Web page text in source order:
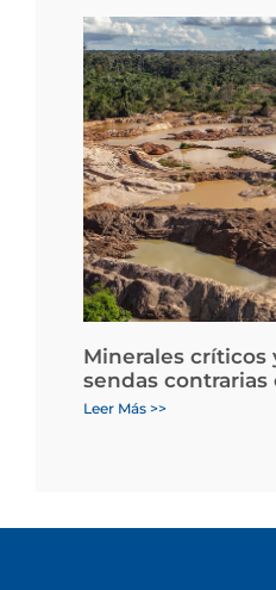
Minerales críticos
sendas
Leer Más >>